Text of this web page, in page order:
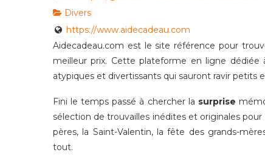
Divers
https://www.aidecadeau.com
Aidecadeau.com est le site référence pour
meilleur prix. Cette plateforme en ligne
atypiques et divertissants qui sauront ravir petits
Fini le temps passé à chercher la surprise
sélection de trouvailles inédites et originales
pères, la Saint-Valentin, la fête des grands-
tout.